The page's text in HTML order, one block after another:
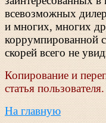
всевозможных
и многих, многих
коррумпированной
скорей всего не
Копирование и
статья
На главную